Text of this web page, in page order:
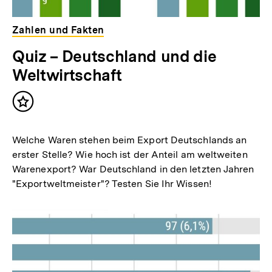
Zahlen und Fakten
Quiz – Deutschland und die
Weltwirtschaft
Inhalt
Welche Waren stehen beim Export Deutschlands an
erster Stelle? Wie hoch ist der Anteil am weltweiten
Warenexport? War Deutschland in den letzten Jahren
"Exportweltmeister"? Testen Sie Ihr Wissen!